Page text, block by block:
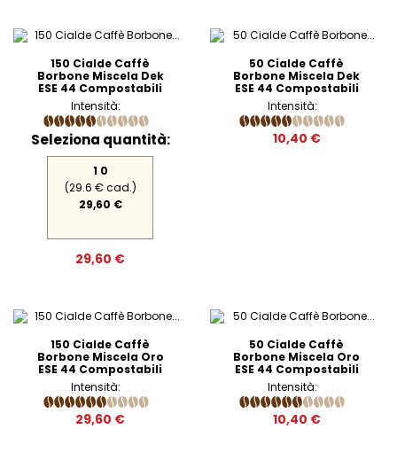
150 Cialde Caffè
Borbone Miscela Dek
ESE 44 Compostabili
Intensità:
Seleziona quantità:
1 0
(29.6 € cad.)
29,60 €
29,60 €
50 Cialde Caffè
Borbone Miscela Dek
ESE 44 Compostabili
Intensità:
10,40 €
150 Cialde Caffè
Borbone Miscela Oro
ESE 44 Compostabili
Intensità:
29,60 €
50 Cialde Caffè
Borbone Miscela Oro
ESE 44 Compostabili
Intensità:
10,40 €